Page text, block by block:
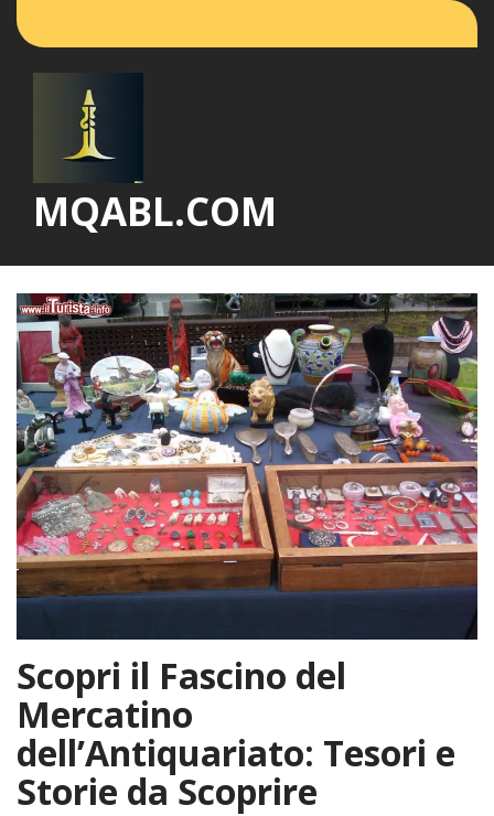
MQABL.COM
Scopri il Fascino del
Mercatino
dell’Antiquariato: Tesori e
Storie da Scoprire